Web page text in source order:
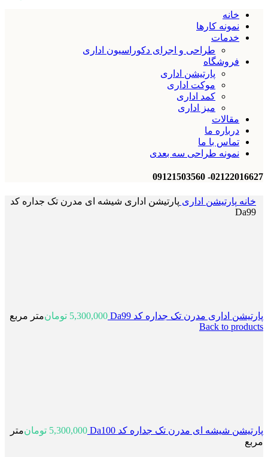
خانه
نمونه کارها
خدمات
طراحی و اجرای دکوراسیون اداری
فروشگاه
پارتیشن اداری
موکت اداری
کمد اداری
میز اداری
مقالات
درباره ما
تماس با ما
نمونه طراحی سه بعدی
02122016627- 09121503560
خانه پارتیشن اداری پارتیشن اداری شیشه ای مدرن تک جداره کد
Da99
پارتیشن اداری مدرن تک جداره کد Da99 5,300,000 تومانمتر مربع
Back to products
پارتیشن شیشه ای مدرن تک جداره کد Da100 5,300,000 تومانمتر
مربع